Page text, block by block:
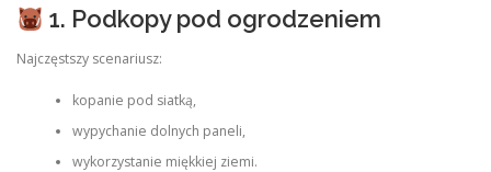
1. Podkopy pod ogrodzeniem
Najczęstszy scenariusz:
kopanie pod siatką,
wypychanie dolnych paneli,
wykorzystanie miękkiej ziemi.